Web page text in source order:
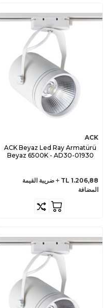
ACK
ACK Beyaz Led Ray Armatürü
Beyaz 6500K - AD30-01930
1.206,88
ضريبة القيمة
المضافة